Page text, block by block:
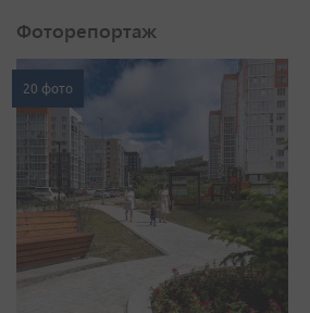
Фоторепортаж
20 фото